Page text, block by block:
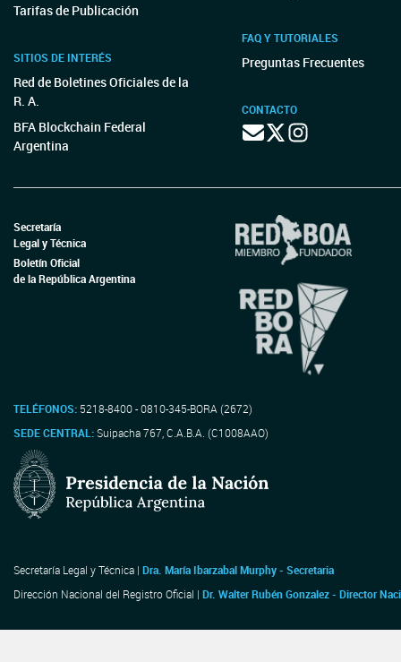
Tarifas de Publicación
SITIOS DE INTERÉS
Red de Boletines Oficiales de la
R. A.
BFA Blockchain Federal
Argentina
FAQ Y TUTORIALES
Preguntas Frecuentes
CONTACTO
Secretaría
Legal y Técnica
Boletín Oficial
de la República Argentina
TELÉFONOS: 5218-8400 - 0810-345-BORA (2672)
SEDE CENTRAL:Suipacha 767, C.A.B.A. (C1008AAO)
Secretaría Legal y Técnica | Dra. María Ibarzabal Murphy - Secretaria
Dirección Nacional del Registro Oficial | Dr. Walter Rubén Gonzalez - Director